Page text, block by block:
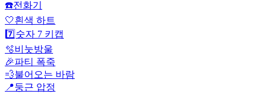
☎️전화기
🤍흰색 하트
7️⃣ 숫자 7 키캡
🫧비눗방울
🎉파티 폭죽
💨불어오는 바람
📍둥근 압정